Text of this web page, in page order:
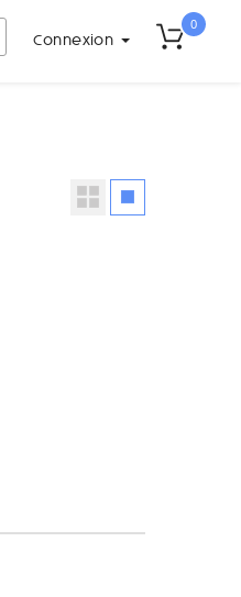
Connexion
0